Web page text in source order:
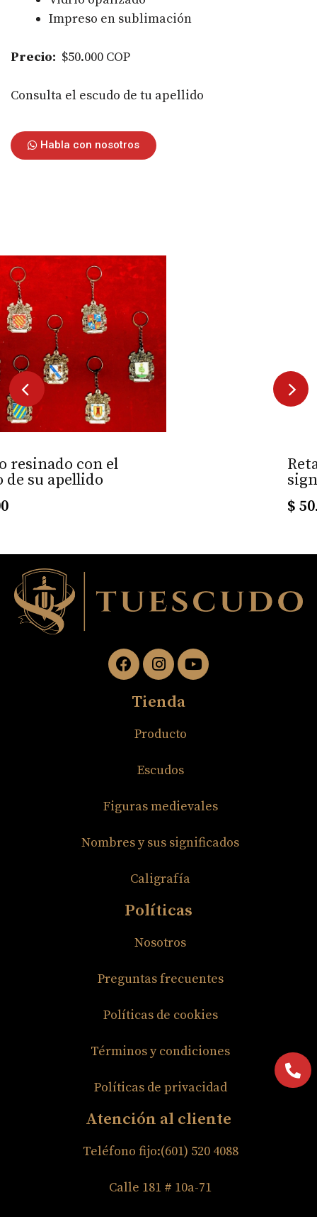
Impreso en sublimación
Precio: $50.000 COP
Consulta el escudo de tu apellido
Habla con nosotros
Retablo con nombre y su
significado 2.
Tienda
Producto
Escudos
Figuras medievales
Nombres y sus significados
Caligrafía
Políticas
Nosotros
Preguntas frecuentes
Políticas de cookies
Términos y condiciones
Políticas de privacidad
Atención al cliente
Teléfono fijo:(601) 520 4088
Calle 181 # 10a-71